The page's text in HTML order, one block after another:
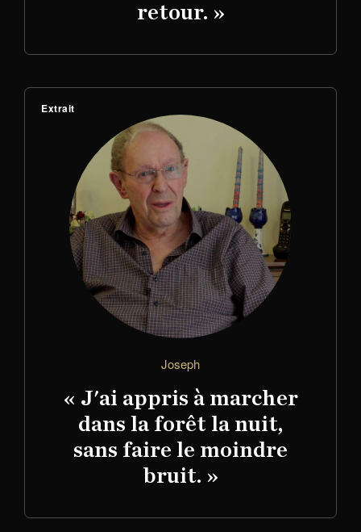
retour. »
Extrait
Joseph
« J'ai appris à marcher
dans la forêt la nuit,
sans faire le moindre
bruit. »